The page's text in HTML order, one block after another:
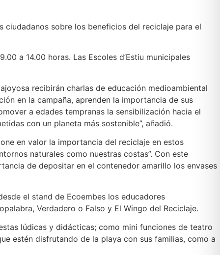
ciudadanos sobre los beneficios del reciclaje para el
a 14.00 horas. Las Escoles d’Estiu municipales
recibirán charlas de educación medioambiental
en la campaña, aprenden la importancia de sus
a edades tempranas la sensibilización hacia el
con un planeta más sostenible”, añadió.
en valor la importancia del reciclaje en estos
naturales como nuestras costas”. Con este
de depositar en el contenedor amarillo los envases
el stand de Ecoembes los educadores
Verdadero o Falso y El Wingo del Reciclaje.
lúdicas y didácticas; como mini funciones de teatro
estén disfrutando de la playa con sus familias, como a